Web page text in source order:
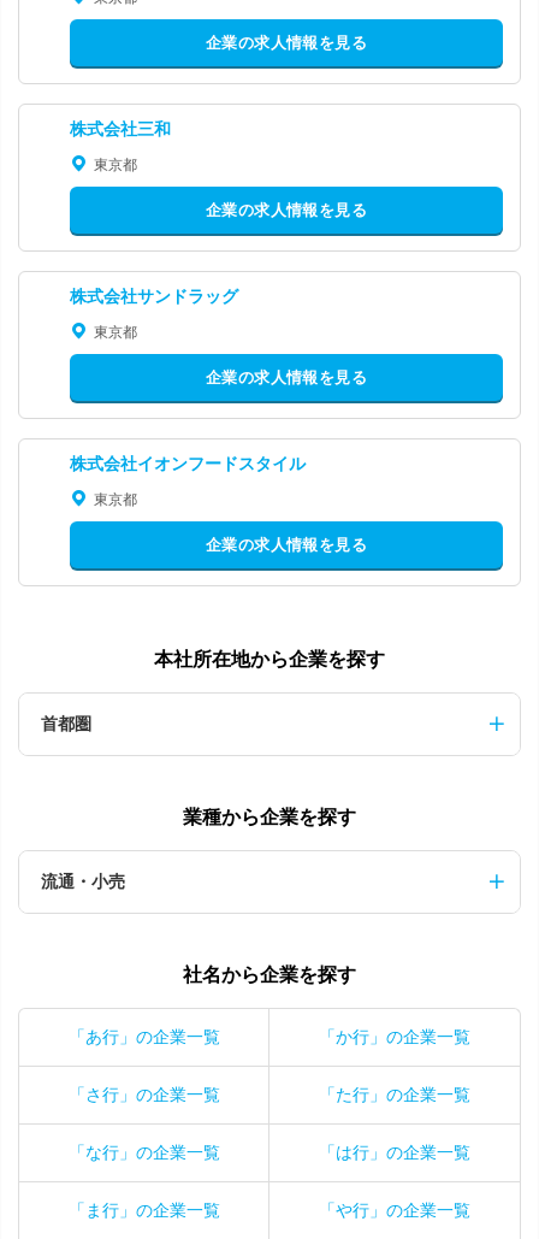
企業の求人情報を見る
株式会社三和
東京都
企業の求人情報を見る
株式会社サンドラッグ
東京都
企業の求人情報を見る
株式会社イオンフードスタイル
東京都
企業の求人情報を見る
本社所在地から企業を探す
首都圏
業種から企業を探す
流通・小売
社名から企業を探す
「あ行」の企業一覧 「か行」の企業一覧
「さ行」の企業一覧 「た行」の企業一覧
「な行」の企業一覧 「は行」の企業一覧
「ま行」の企業一覧 「や行」の企業一覧